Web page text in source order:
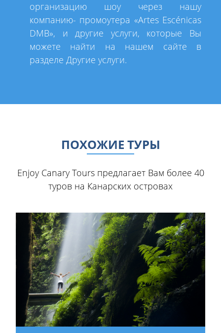
организацию шоу через нашу
компанию- промоутера «Artes Escénicas
DMB», и другие услуги, которые Вы
можете найти на нашем сайте в
разделе Другие услуги.
ПОХОЖИЕ ТУРЫ
Enjoy Canary Tours предлагает Bам более 40
туров на Канарскиx островаx